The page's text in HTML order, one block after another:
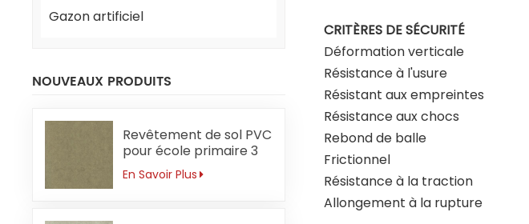
Gazon artificiel
NOUVEAUX PRODUITS
Revêtement de sol PVC
pour école primaire 3
mm sans
formaldéhyde
En Savoir Plus
CRITÈRES DE SÉCURITÉ
Déformation verticale
Résistance à l'usure
Résistant aux empreintes
Résistance aux chocs
Rebond de balle
Frictionnel
Résistance à la traction
Allongement à la rupture